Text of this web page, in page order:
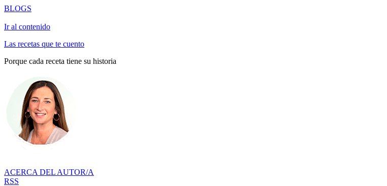
BLOGS
Ir al contenido
Las recetas que te cuento
Porque cada receta tiene su historia
ACERCA DEL AUTOR/A
RSS